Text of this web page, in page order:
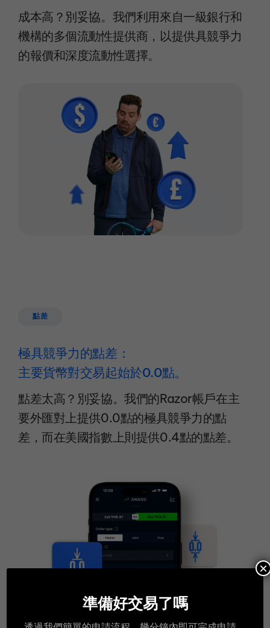
成本高？別妥協。我們利用來自一級銀行和
機構的多個流動性提供商，以提供具競爭力
的報價和深度流動性選擇。
點差
極具競爭力的點差：
主要貨幣對交易起始於0.0點。
點差太高？別妥協。我們的Razor帳戶在主
要外匯對上提供0.0點的極具競爭力的點
差，而在美國指數上則提供0.4點的點差。
準備好交易了嗎
×